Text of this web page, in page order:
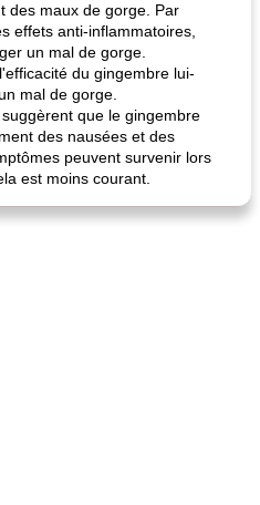
des maux de gorge. Par
effets anti-inflammatoires,
un mal de gorge.
du gingembre lui-
mal de gorge.
que le gingembre
des nausées et des
peuvent survenir lors
est moins courant.